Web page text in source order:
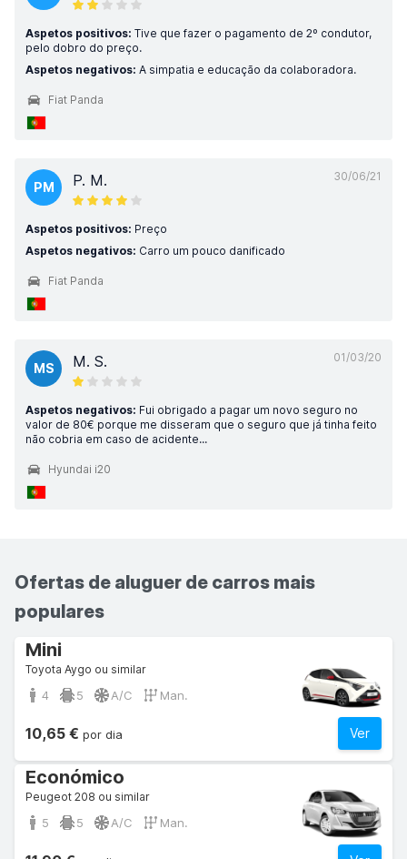
Aspetos positivos: Tive que fazer o pagamento de 2º condutor,
pelo dobro do preço.
Aspetos negativos: A simpatia e educação da colaboradora.
Fiat Panda
30/06/21
PM P. M.
Aspetos positivos: Preço
Aspetos negativos: Carro um pouco danificado
Fiat Panda
01/03/20
MS M. S.
Aspetos negativos: Fui obrigado a pagar um novo seguro no
valor de 80€ porque me disseram que o seguro que já tinha feito
não cobria em caso de acidente...
Hyundai i20
Ofertas de aluguer de carros mais
populares
Mini
Toyota Aygo ou similar
4 5 A/C Man.
Ver
10,65 € por dia
Económico
Peugeot 208 ou similar
5 5 A/C Man.